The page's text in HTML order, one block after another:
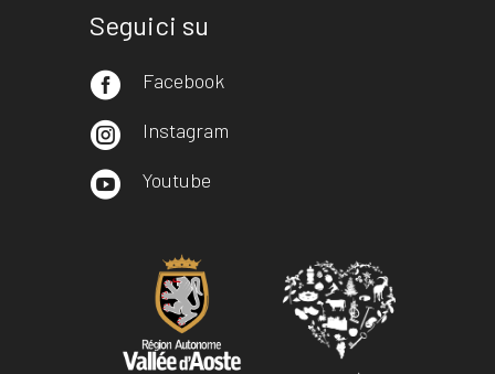
Seguici su
 Facebook
 Instagram
 Youtube